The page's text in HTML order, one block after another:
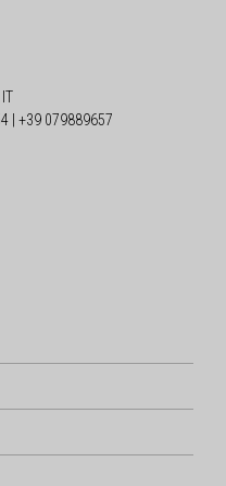
| +39 079889657